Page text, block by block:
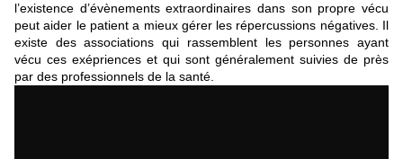
l’existence d’évènements extraordinaires dans son propre vécu
peut aider le patient a mieux gérer les répercussions négatives. Il
existe des associations qui rassemblent les personnes ayant
vécu ces exépriences et qui sont généralement suivies de près
par des professionnels de la santé.